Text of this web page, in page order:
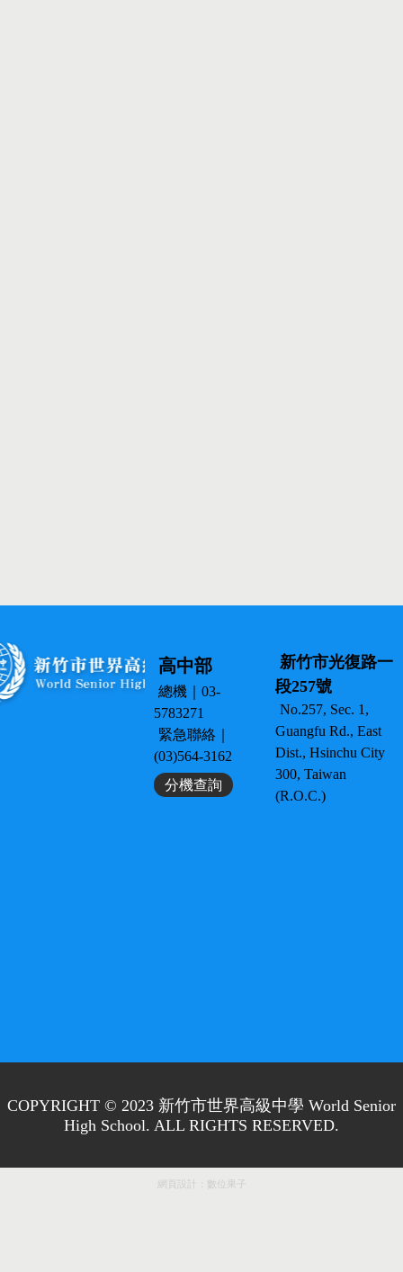
高中部
總機｜03-
5783271
緊急聯絡｜
(03)564-3162
分機查詢
新竹市光復路一
段257號
No.257, Sec. 1,
Guangfu Rd., East
Dist., Hsinchu City
300, Taiwan
(R.O.C.)
COPYRIGHT © 2023 新竹市世界高級中學 World Senior
High School. ALL RIGHTS RESERVED.
網頁設計： 數位果子